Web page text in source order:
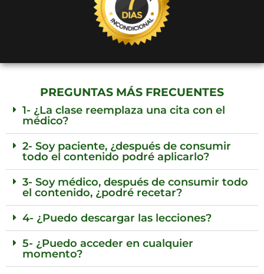
PREGUNTAS MÁS FRECUENTES
1- ¿La clase reemplaza una cita con el
médico?
2- Soy paciente, ¿después de consumir
todo el contenido podré aplicarlo?
3- Soy médico, después de consumir todo
el contenido, ¿podré recetar?
4- ¿Puedo descargar las lecciones?
5- ¿Puedo acceder en cualquier
momento?